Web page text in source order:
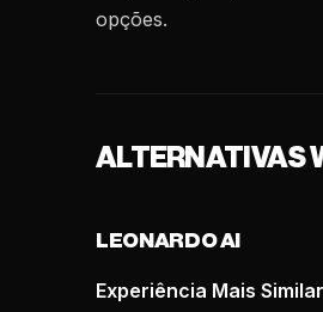
opções.
ALTERNATIVAS
LEONARDO AI
Experiência Mais Similar